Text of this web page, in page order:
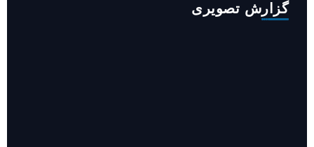
گزارش تصویری